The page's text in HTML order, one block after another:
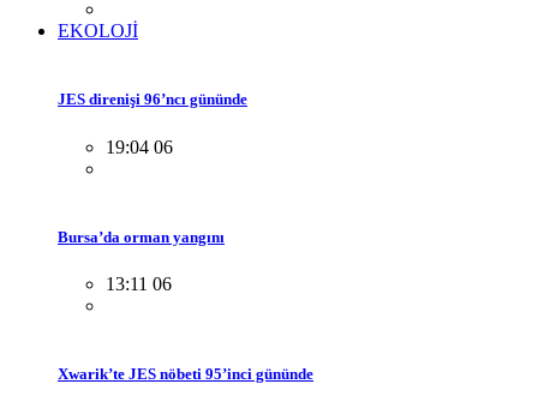
EKOLOJİ
JES direnişi 96’ncı gününde
19:04 06
Bursa’da orman yangını
13:11 06
Xwarik’te JES nöbeti 95’inci gününde